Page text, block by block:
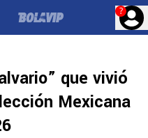
?
que vivió
Mexicana